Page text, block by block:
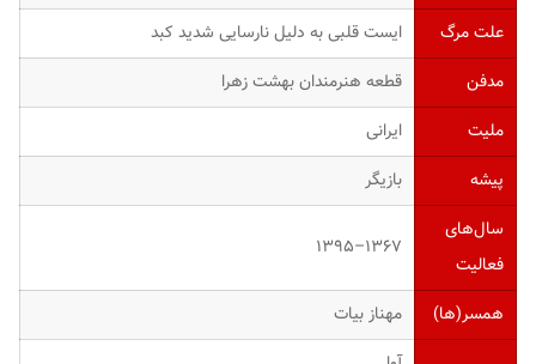
علت مرگ
ایست قلبی به دلیل نارسایی شدید کبد
مدفن
قطعه هنرمندان بهشت زهرا
ملیت
ایرانی
پیشه
بازیگر
سال‌های
فعالیت
۱۳۶۷–۱۳۹۵
همسر(ها) مهناز بیات